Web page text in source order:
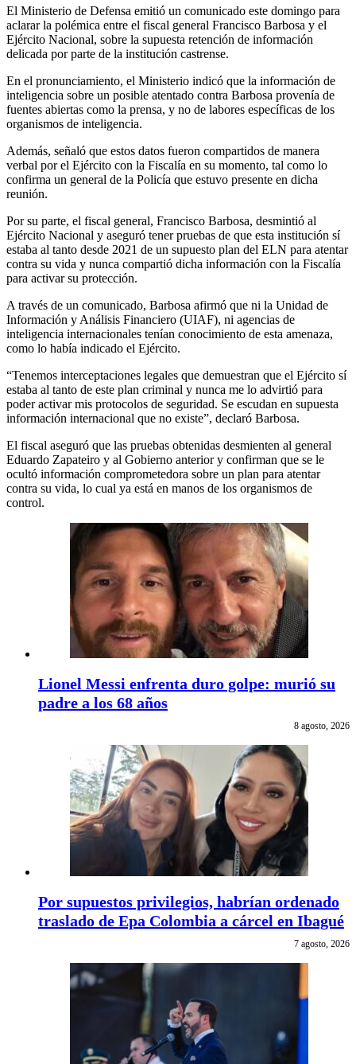
El Ministerio de Defensa emitió un comunicado este domingo para
aclarar la polémica entre el fiscal general Francisco Barbosa y el
Ejército Nacional, sobre la supuesta retención de información
delicada por parte de la institución castrense.
En el pronunciamiento, el Ministerio indicó que la información de
inteligencia sobre un posible atentado contra Barbosa provenía de
fuentes abiertas como la prensa, y no de labores específicas de los
organismos de inteligencia.
Además, señaló que estos datos fueron compartidos de manera
verbal por el Ejército con la Fiscalía en su momento, tal como lo
confirma un general de la Policía que estuvo presente en dicha
reunión.
Por su parte, el fiscal general, Francisco Barbosa, desmintió al
Ejército Nacional y aseguró tener pruebas de que esta institución sí
estaba al tanto desde 2021 de un supuesto plan del ELN para atentar
contra su vida y nunca compartió dicha información con la Fiscalía
para activar su protección.
A través de un comunicado, Barbosa afirmó que ni la Unidad de
Información y Análisis Financiero (UIAF), ni agencias de
inteligencia internacionales tenían conocimiento de esta amenaza,
como lo había indicado el Ejército.
“Tenemos interceptaciones legales que demuestran que el Ejército sí
estaba al tanto de este plan criminal y nunca me lo advirtió para
poder activar mis protocolos de seguridad. Se escudan en supuesta
información internacional que no existe”, declaró Barbosa.
El fiscal aseguró que las pruebas obtenidas desmienten al general
Eduardo Zapateiro y al Gobierno anterior y confirman que se le
ocultó información comprometedora sobre un plan para atentar
contra su vida, lo cual ya está en manos de los organismos de
control.
Lionel Messi enfrenta duro golpe: murió su
padre a los 68 años
8 agosto, 2026
Por supuestos privilegios, habrían ordenado
traslado de Epa Colombia a cárcel en Ibagué
7 agosto, 2026